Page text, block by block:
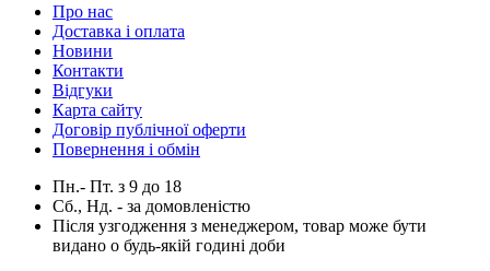
Про нас
Доставка і оплата
Новини
Контакти
Відгуки
Карта сайту
Договір публічної оферти
Повернення і обмін
Пн.- Пт. з 9 до 18
Сб., Нд. - за домовленістю
Після узгодження з менеджером, товар може бути
видано о будь-якій годині доби